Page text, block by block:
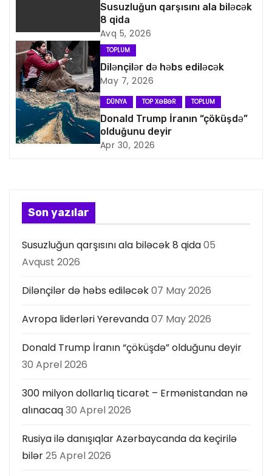
v
i
q
a
s
a
ı
Susuzluğun qarşısını ala biləcək
8 qida
Avq 5, 2026
TOPLUM
Dilənçilər də həbs ediləcək
May 7, 2026
DÜNYA TOP XƏBƏR TOPLUM
Donald Trump İranın “çöküşdə”
olduğunu deyir
Apr 30, 2026
Son yazılar
Susuzluğun qarşısını ala biləcək 8 qida05
Avqust 2026
Dilənçilər də həbs ediləcək07 May 2026
Avropa liderləri Yerevanda07 May 2026
Donald Trump İranın “çöküşdə” olduğunu deyir
30 Aprel 2026
300 milyon dollarlıq ticarət – Ermənistandan nə
alınacaq30 Aprel 2026
Rusiya ilə danışıqlar Azərbaycanda da keçirilə
bilər25 Aprel 2026